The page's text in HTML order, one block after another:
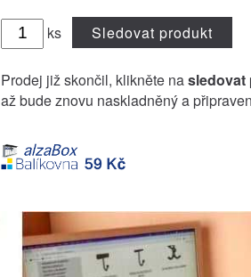
ks Sledovat produkt
Prodej již skončil, klikněte nasledovat
až bude znovu naskladněný a